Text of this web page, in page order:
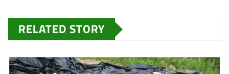
RELATED STORY